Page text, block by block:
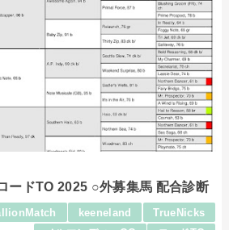
ードTO 2025 ○外募集馬 配合診断
keeneland
TrueNicks